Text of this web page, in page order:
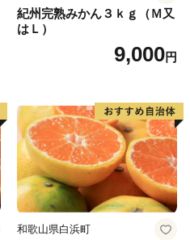
紀州完熟みかん３ｋｇ（Ｍ又
はＬ）
9,000円
和歌山県白浜町